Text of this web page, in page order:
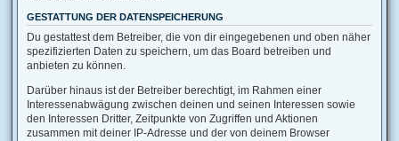
GESTATTUNG DER DATENSPEICHERUNG
Du gestattest dem Betreiber, die von dir eingegebenen und oben näher
spezifizierten Daten zu speichern, um das Board betreiben und
anbieten zu können.
Darüber hinaus ist der Betreiber berechtigt, im Rahmen einer
Interessenabwägung zwischen deinen und seinen Interessen sowie
den Interessen Dritter, Zeitpunkte von Zugriffen und Aktionen
zusammen mit deiner IP-Adresse und der von deinem Browser